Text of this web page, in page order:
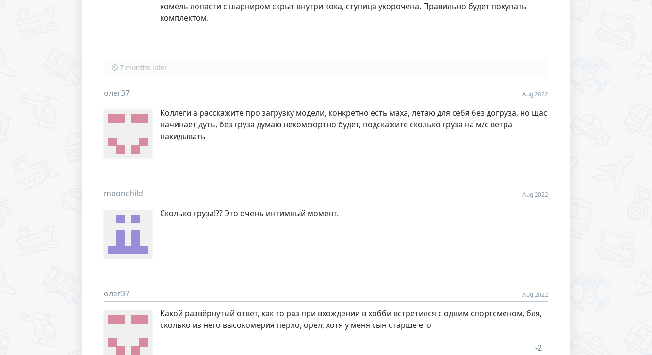
комель лопасти с шарниром скрыт внутри кока, ступица укорочена. Правильно будет покупать
комплектом.
7 months later
олег37 Aug 2022
Коллеги а расскажите про загрузку модели, конкретно есть маха, летаю для себя без догруза, но щас
начинает дуть, без груза думаю некомфортно будет, подскажите сколько груза на м/с ветра
накидывать
moonchild Aug 2022
Сколько груза!?? Это очень интимный момент.
олег37 Aug 2022
Какой развёрнутый ответ, как то раз при вхождении в хобби встретился с одним спортсменом, бля,
сколько из него высокомерия перло, орел, хотя у меня сын старше его